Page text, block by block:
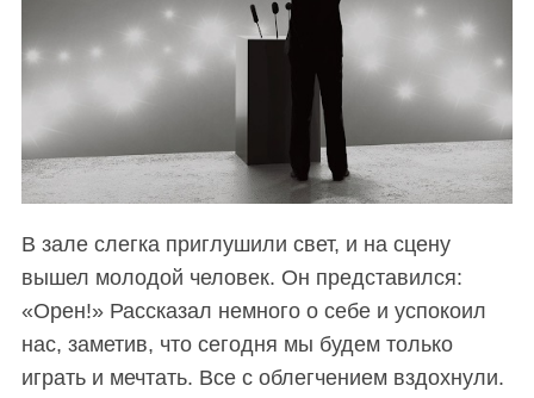
В зале слегка приглушили свет, и на сцену
вышел молодой человек. Он представился:
«Орен!» Рассказал немного о себе и успокоил
нас, заметив, что сегодня мы будем только
играть и мечтать. Все с облегчением вздохнули.